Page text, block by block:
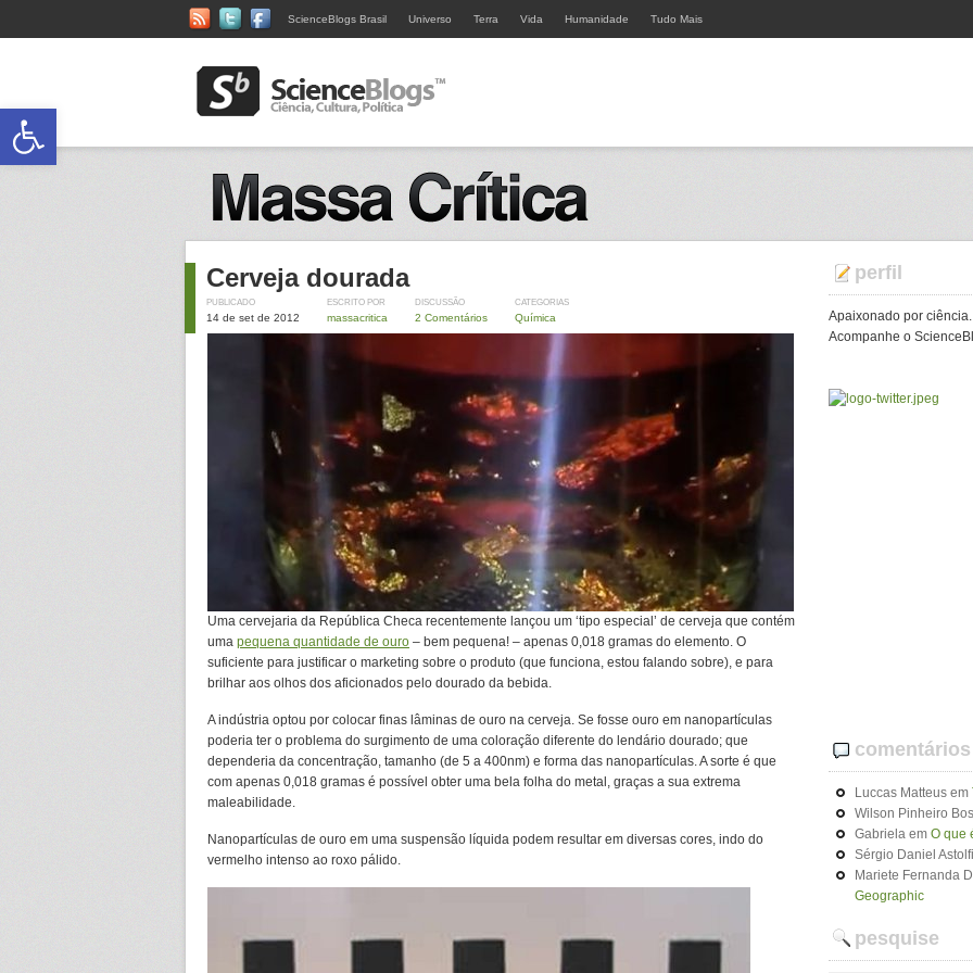
ScienceBlogs Brasil Universo Terra Vida Humanidade Tudo Mais
Cerveja dourada
PUBLICADO
14 de set de 2012
ESCRITO POR
massacritica
DISCUSSÃO
2 Comentários
CATEGORIAS
Química
Uma cervejaria da República Checa recentemente lançou um ‘tipo especial’ de cerveja que contém
uma pequena quantidade de ouro – bem pequena! – apenas 0,018 gramas do elemento. O
suficiente para justificar o marketing sobre o produto (que funciona, estou falando sobre), e para
brilhar aos olhos dos aficionados pelo dourado da bebida.
A indústria optou por colocar finas lâminas de ouro na cerveja. Se fosse ouro em nanopartículas
poderia ter o problema do surgimento de uma coloração diferente do lendário dourado; que
dependeria da concentração, tamanho (de 5 a 400nm) e forma das nanopartículas. A sorte é que
com apenas 0,018 gramas é possível obter uma bela folha do metal, graças a sua extrema
maleabilidade.
Nanopartículas de ouro em uma suspensão líquida podem resultar em diversas cores, indo do
vermelho intenso ao roxo pálido.
perfil
Apaixonado por ciência.
Acompanhe o
comentários
Luccas Matteus em
Wilson Pinheiro
Gabriela em O que
Sérgio Daniel Astolfi
Mariete Fernanda
Geographic
pesquise
Abrir a barra de ferramentas